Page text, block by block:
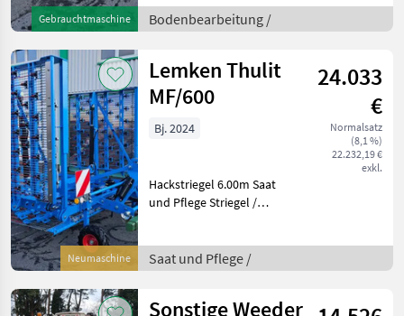
Gebrauchtmaschine
beste Arbeitsergebnisse auf
trockenen und feuchten
Bodenbearbeitung /
Neumaschine
Lemken Thulit
MF/600
24.033
€
Normalsatz
(8,1 %)
22.232,19 €
exkl.
Bj. 2024
Hackstriegel 6.00m Saat
und Pflege Striegel /
Saat und Pflege /
Sonstige Weeder